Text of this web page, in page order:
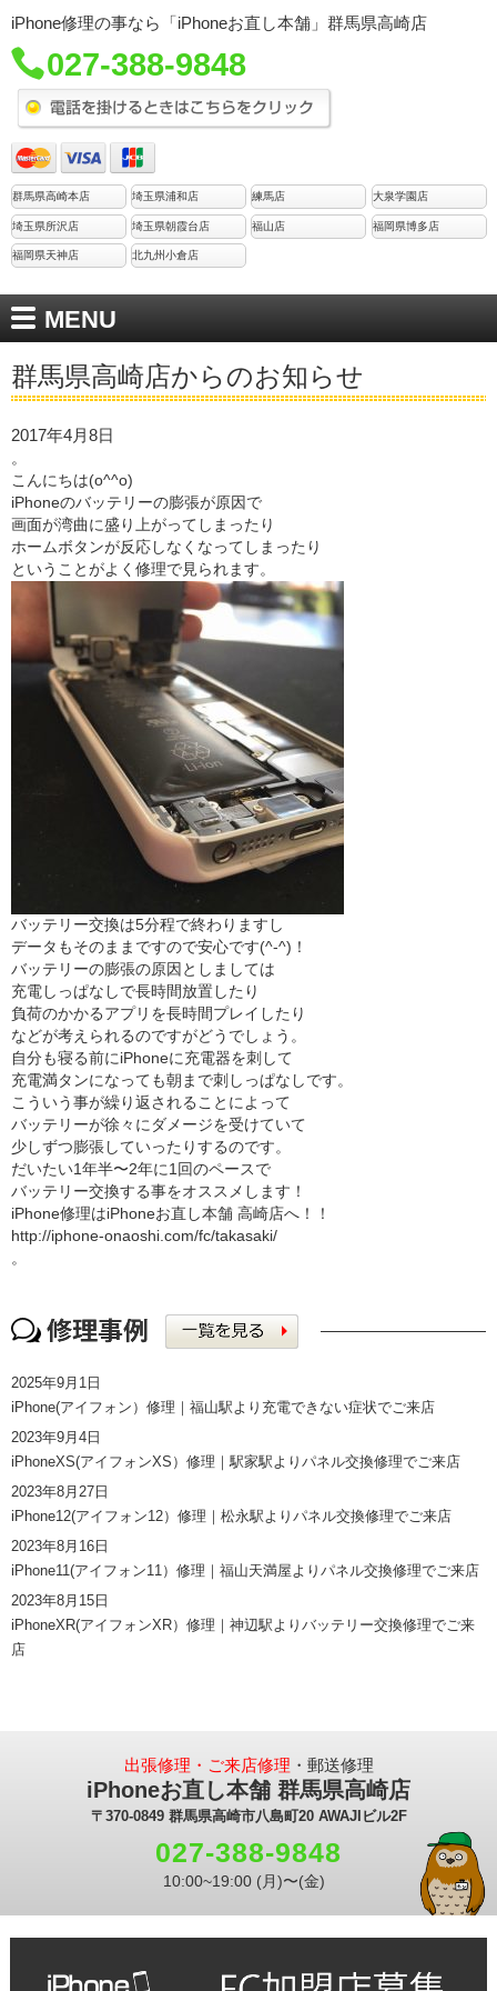
iPhone修理の事なら「iPhoneお直し本舗」群馬県高崎店
027-388-9848
群馬県高崎本店 埼玉県浦和店 練馬店 大泉学園店
埼玉県所沢店 埼玉県朝霞台店 福山店 福岡県博多店
福岡県天神店 北九州小倉店
MENU
群馬県高崎店からのお知らせ
2017年4月8日
。
こんにちは(o^^o)
iPhoneのバッテリーの膨張が原因で
画面が湾曲に盛り上がってしまったり
ホームボタンが反応しなくなってしまったり
ということがよく修理で見られます。
バッテリー交換は5分程で終わりますし
データもそのままですので安心です(^-^)！
バッテリーの膨張の原因としましては
充電しっぱなしで長時間放置したり
負荷のかかるアプリを長時間プレイしたり
などが考えられるのですがどうでしょう。
自分も寝る前にiPhoneに充電器を刺して
充電満タンになっても朝まで刺しっぱなしです。
こういう事が繰り返されることによって
バッテリーが徐々にダメージを受けていて
少しずつ膨張していったりするのです。
だいたい1年半〜2年に1回のペースで
バッテリー交換する事をオススメします！
iPhone修理はiPhoneお直し本舗 高崎店へ！！
http://iphone-onaoshi.com/fc/takasaki/
。
2025年9月1日
iPhone(アイフォン）修理｜福山駅より充電できない症状でご来店
2023年9月4日
iPhoneXS(アイフォンXS）修理｜駅家駅よりパネル交換修理でご来店
2023年8月27日
iPhone12(アイフォン12）修理｜松永駅よりパネル交換修理でご来店
2023年8月16日
iPhone11(アイフォン11）修理｜福山天満屋よりパネル交換修理でご来店
2023年8月15日
iPhoneXR(アイフォンXR）修理｜神辺駅よりバッテリー交換修理でご来
店
出張修理・ご来店修理 ・郵送修理
iPhoneお直し本舗 群馬県高崎店
〒370-0849 群馬県高崎市八島町20 AWAJIビル2F
027-388-9848
10:00~19:00 (月)〜(金)